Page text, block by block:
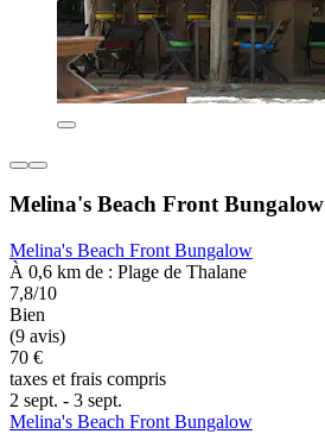
Melina's Beach Front Bungalow
Melina's Beach Front Bungalow
À 0,6 km de : Plage de Thalane
7,8/10
Bien
(9 avis)
70 €
taxes et frais compris
2 sept. - 3 sept.
Melina's Beach Front Bungalow